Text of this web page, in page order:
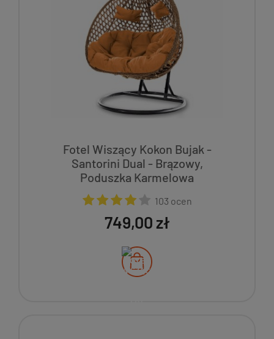
Fotel Wiszący Kokon Bujak -
Santorini Dual - Brązowy,
Poduszka Karmelowa
103 ocen
749,00 zł